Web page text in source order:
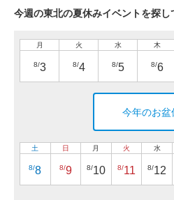
今週の東北の夏休みイベントを探し
月
8/3
火
8/4
水
8/5
木
8/6
今年のお盆
土
8/8
日
8/9
月
8/10
火
8/11
水
8/12